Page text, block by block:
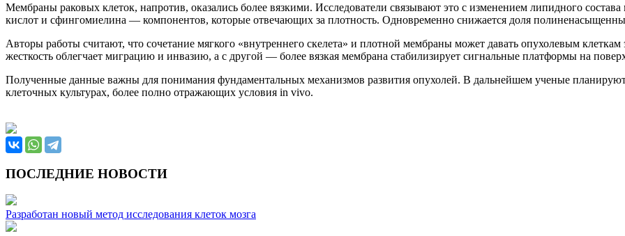
Мембраны раковых клеток, напротив, оказались более вязкими. Исследователи связывают это с изменением липидного
кислот и сфингомиелина — компонентов, которые отвечающих за плотность. Одновременно снижается доля
Авторы работы считают, что сочетание мягкого «внутреннего скелета» и плотной мембраны может давать опухолевым
жесткость облегчает миграцию и инвазию, а с другой — более вязкая мембрана стабилизирует сигнальные платформы на
Полученные данные важны для понимания фундаментальных механизмов развития опухолей. В дальнейшем ученые
клеточных культурах, более полно отражающих условия in vivo.
ПОСЛЕДНИЕ НОВОСТИ
Разработан новый метод исследования клеток мозга